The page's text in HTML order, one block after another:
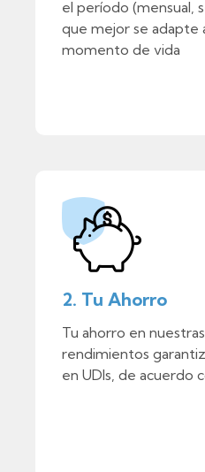
el período (mensual,
que mejor se adapte
momento de vida
2. Tu Ahorro
Tu ahorro en
rendimientos
en UDIs, de acuerdo